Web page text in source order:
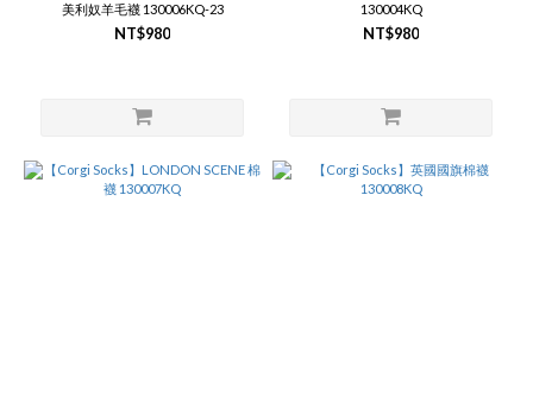
美利奴羊毛襪 130006KQ-23
NT$980
130004KQ
NT$980